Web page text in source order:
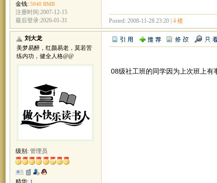
金钱: 5940 RMB
注册时间:2007-12-15
最后登录:2026-01-31
Posted: 2008-11-28 23:20 | 4 楼
刘大龙
美梦易醉，红颜易老，莫若苦
练内功，健全人格@@
级别: 管理员
精华: 1
08级社工班的同学因为上次班上